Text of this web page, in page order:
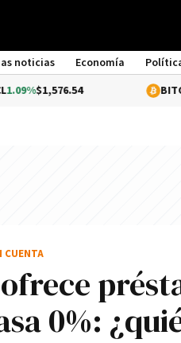
noticias Economía
BITCOIN0.35%
0%:
CUENTA